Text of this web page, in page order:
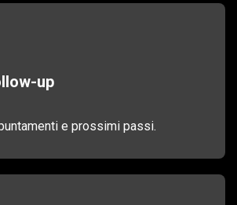
up
e prossimi passi.